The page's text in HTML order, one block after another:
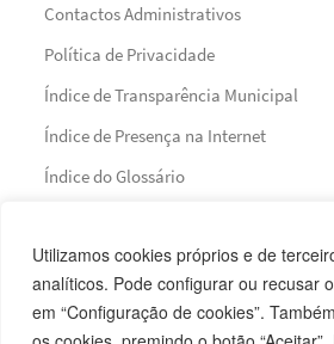
Utilizamos cookies próprios e de
analíticos. Pode configurar ou recusar
em “Configuração de cookies”.
Contactos Administrativos
Política de Privacidade
Índice de Transparência Municipal
Índice de Presença na Internet
Índice do Glossário
Financiamento